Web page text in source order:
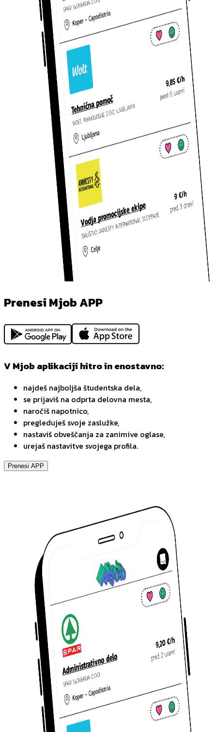
Prenesi Mjob APP
V Mjob aplikaciji hitro in enostavno:
najdeš najboljša študentska dela,
se prijaviš na odprta delovna mesta,
naročiš napotnico,
pregleduješ svoje zaslužke,
nastaviš obveščanja za zanimive oglase,
urejaš nastavitve svojega profila.
Prenesi APP